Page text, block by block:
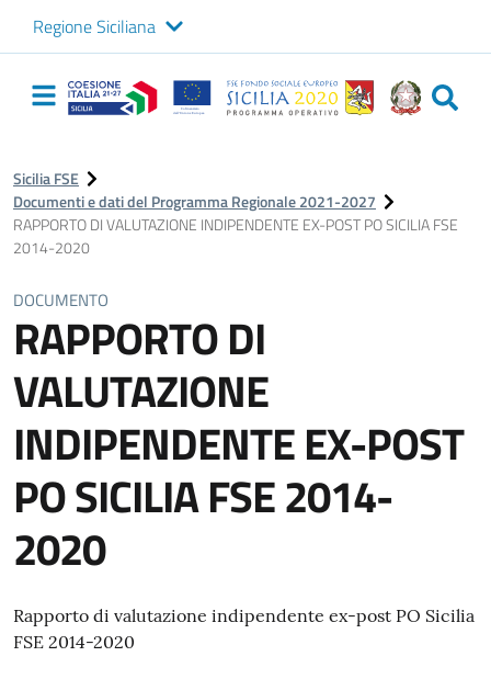
Regione Siciliana
Logo Sicilia FSE
Navigazione
principale
Sicilia FSE
Documenti e dati del Programma Regionale 2021-2027
RAPPORTO DI VALUTAZIONE INDIPENDENTE EX-POST PO SICILIA FSE
2014-2020
DOCUMENTO
RAPPORTO DI
VALUTAZIONE
INDIPENDENTE EX-POST
PO SICILIA FSE 2014-
2020
Rapporto di valutazione indipendente ex-post PO Sicilia
FSE 2014-2020